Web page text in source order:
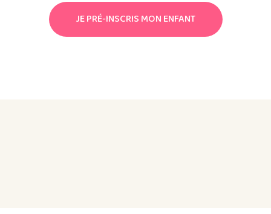
JE PRÉ-INSCRIS MON ENFANT